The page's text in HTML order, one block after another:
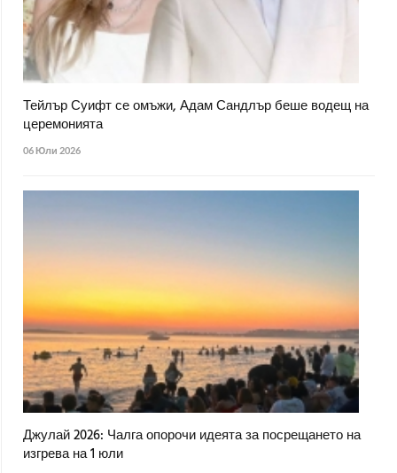
Тейлър Суифт се омъжи, Адам Сандлър беше водещ на
церемонията
06 Юли 2026
Джулай 2026: Чалга опорочи идеята за посрещането на
изгрева на 1 юли